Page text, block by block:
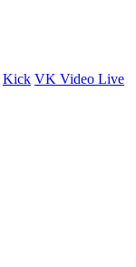
Kick VK Video Live